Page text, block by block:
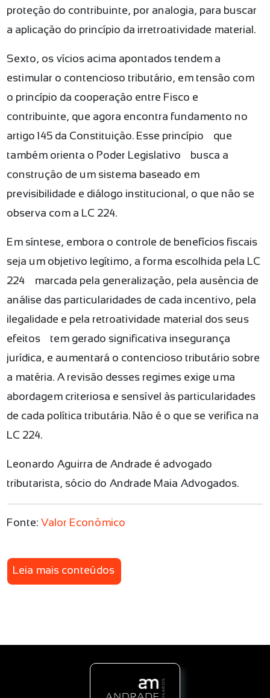
proteção do contribuinte, por analogia, para buscar
a aplicação do princípio da irretroatividade material.
Sexto, os vícios acima apontados tendem a
estimular o contencioso tributário, em tensão com
o princípio da cooperação entre Fisco e
contribuinte, que agora encontra fundamento no
artigo 145 da Constituição. Esse princípio — que
também orienta o Poder Legislativo — busca a
construção de um sistema baseado em
previsibilidade e diálogo institucional, o que não se
observa com a LC 224.
Em síntese, embora o controle de benefícios fiscais
seja um objetivo legítimo, a forma escolhida pela LC
224 — marcada pela generalização, pela ausência de
análise das particularidades de cada incentivo, pela
ilegalidade e pela retroatividade material dos seus
efeitos — tem gerado significativa insegurança
jurídica, e aumentará o contencioso tributário sobre
a matéria. A revisão desses regimes exige uma
abordagem criteriosa e sensível às particularidades
de cada política tributária. Não é o que se verifica na
LC 224.
Leonardo Aguirra de Andrade é advogado
tributarista, sócio do Andrade Maia Advogados.
Fonte: Valor Econômico
Leia mais conteúdos